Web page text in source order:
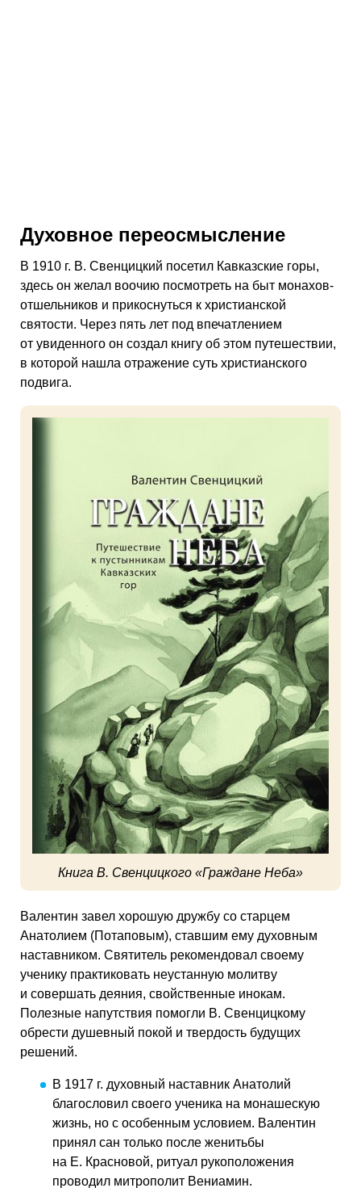
Духовное переосмысление
В 1910 г. В. Свенцицкий посетил Кавказские горы,
здесь он желал воочию посмотреть на быт монахов-
отшельников и прикоснуться к христианской
святости. Через пять лет под впечатлением
от увиденного он создал книгу об этом путешествии,
в которой нашла отражение суть христианского
подвига.
Книга В. Свенцицкого «Граждане Неба»
Валентин завел хорошую дружбу со старцем
Анатолием (Потаповым), ставшим ему духовным
наставником. Святитель рекомендовал своему
ученику практиковать неустанную молитву
и совершать деяния, свойственные инокам.
Полезные напутствия помогли В. Свенцицкому
обрести душевный покой и твердость будущих
решений.
В 1917 г. духовный наставник Анатолий
благословил своего ученика на монашескую
жизнь, но с особенным условием. Валентин
принял сан только после женитьбы
на Е. Красновой, ритуал рукоположения
проводил митрополит Вениамин.